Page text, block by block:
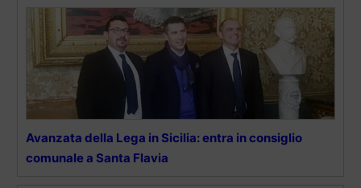
Avanzata della Lega in Sicilia: entra in consiglio
comunale a Santa Flavia